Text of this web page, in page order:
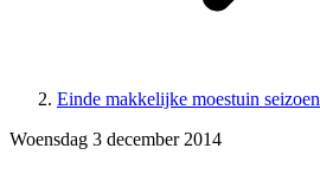
Einde makkelijke moestuin seizoen
Woensdag 3 december 2014